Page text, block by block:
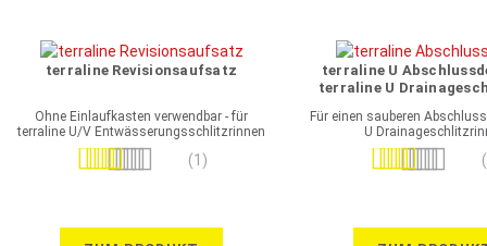
terraline Revisionsaufsatz
Ohne Einlaufkasten verwendbar - für
terraline U/V Entwässerungsschlitzrinnen
GFK
Bewertung: (1)
terraline U
terraline U
Für einen sauberen
U
Bewertung: